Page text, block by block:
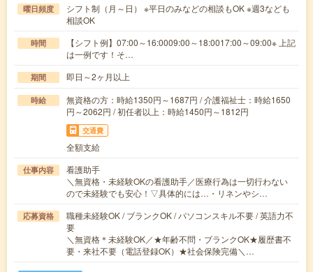
曜日頻度
シフト制（月～日） ※平日のみなどの相談もOK ※週3なども
相談OK
時間
【シフト例】07:00～16:0009:00～18:0017:00～09:00※ 上記
は一例です！そ…
期間 即日～2ヶ月以上
時給
無資格の方：時給1350円～1687円 / 介護福祉士：時給1650
円～2062円 / 初任者以上：時給1450円～1812円
交通費
全額支給
仕事内容
看護助手
＼無資格・未経験OKの看護助手／医療行為は一切行わない
ので未経験でも安心！▽具体的には…・リネンやシ…
応募資格
職種未経験OK / ブランクOK / パソコンスキル不要 / 英語力不
要
＼無資格＊未経験OK／★年齢不問・ブランクOK★履歴書不
要・来社不要（電話登録OK）★社会保険完備＼…